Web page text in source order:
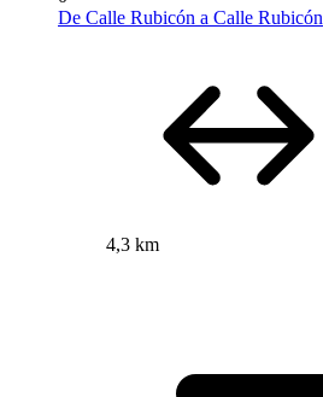
De Calle Rubicón a Calle Rubicón
4,3 km